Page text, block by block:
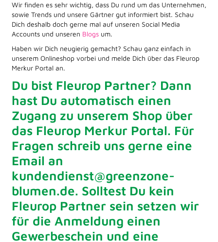
Wir finden es sehr wichtig, dass Du rund um das Unternehmen,
sowie Trends und unsere Gärtner gut informiert bist. Schau
Dich deshalb doch gerne mal auf unseren Social Media
Accounts und unseren Blogs um.
Haben wir Dich neugierig gemacht? Schau ganz einfach in
unserem Onlineshop vorbei und melde Dich über das Fleurop
Merkur Portal an.
Du bist Fleurop Partner? Dann
hast Du automatisch einen
Zugang zu unserem Shop über
das Fleurop Merkur Portal. Für
Fragen schreib uns gerne eine
Email an
kundendienst@greenzone-
blumen.de. Solltest Du kein
Fleurop Partner sein setzen wir
für die Anmeldung einen
Gewerbeschein und eine